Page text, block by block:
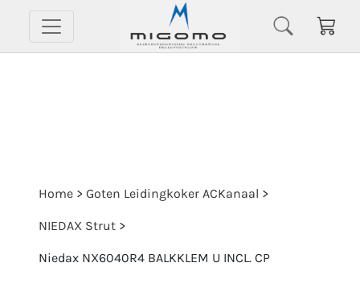
Home > Goten Leidingkoker ACKanaal >
NIEDAX Strut >
Niedax NX6040R4 BALKKLEM U INCL. CP